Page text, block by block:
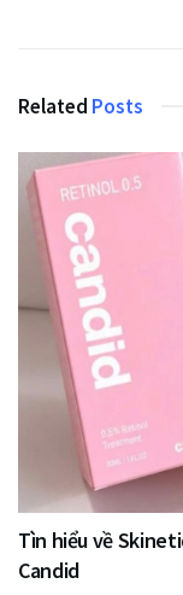
Related Posts
Tìn hiểu về
Candid